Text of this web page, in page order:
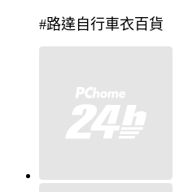
#路達自行車衣百貨